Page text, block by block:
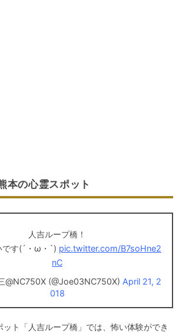
本の心霊スポット
人吉ループ橋！
です(´・ω・`) pic.twitter.com/B7soHne2
nC
@NC750X (@Joe03NC750X) April 21, 2
018
ト「人吉ループ橋」では、怖い体験ができ